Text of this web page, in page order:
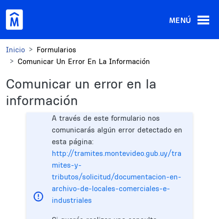
MENÚ
Inicio
Formularios
Comunicar Un Error En La Información
Comunicar un error en la
información
A través de este formulario nos
comunicarás algún error detectado en
esta página:
http://tramites.montevideo.gub.uy/tra
mites-y-
tributos/solicitud/documentacion-en-
archivo-de-locales-comerciales-e-
industriales